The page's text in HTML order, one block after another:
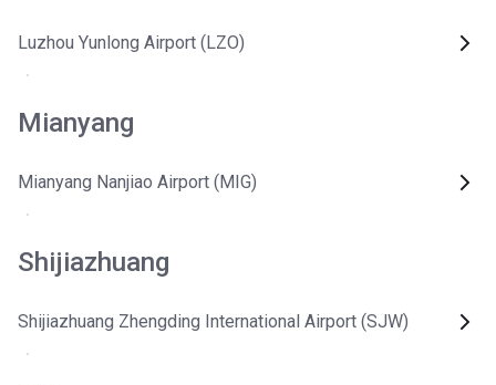
Luzhou Yunlong Airport (LZO)
Mianyang
Mianyang Nanjiao Airport (MIG)
Shijiazhuang
Shijiazhuang Zhengding International Airport (SJW)